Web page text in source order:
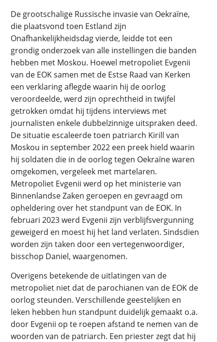
De grootschalige Russische invasie van Oekraïne,
die plaatsvond toen Estland zijn
Onafhankelijkheidsdag vierde, leidde tot een
grondig onderzoek van alle instellingen die banden
hebben met Moskou. Hoewel metropoliet Evgenii
van de EOK samen met de Estse Raad van Kerken
een verklaring aflegde waarin hij de oorlog
veroordeelde, werd zijn oprechtheid in twijfel
getrokken omdat hij tijdens interviews met
journalisten enkele dubbelzinnige uitspraken deed.
De situatie escaleerde toen patriarch Kirill van
Moskou in september 2022 een preek hield waarin
hij soldaten die in de oorlog tegen Oekraïne waren
omgekomen, vergeleek met martelaren.
Metropoliet Evgenii werd op het ministerie van
Binnenlandse Zaken geroepen en gevraagd om
opheldering over het standpunt van de EOK. In
februari 2023 werd Evgenii zijn verblijfsvergunning
geweigerd en moest hij het land verlaten. Sindsdien
worden zijn taken door een vertegenwoordiger,
bisschop Daniel, waargenomen.
Overigens betekende de uitlatingen van de
metropoliet niet dat de parochianen van de EOK de
oorlog steunden. Verschillende geestelijken en
leken hebben hun standpunt duidelijk gemaakt o.a.
door Evgenii op te roepen afstand te nemen van de
woorden van de patriarch. Een priester zegt dat hij